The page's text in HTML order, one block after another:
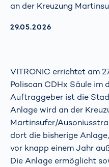
an der Kreuzung
AKTUALISIERT AM:
29.05.2026
VITRONIC errichtet am
Poliscan CDHx Säule im
Auftraggeber ist die
Anlage wird an der
Martinsufer/
dort die bisherige
vor knapp einem Jahr
Die Anlage ermöglicht